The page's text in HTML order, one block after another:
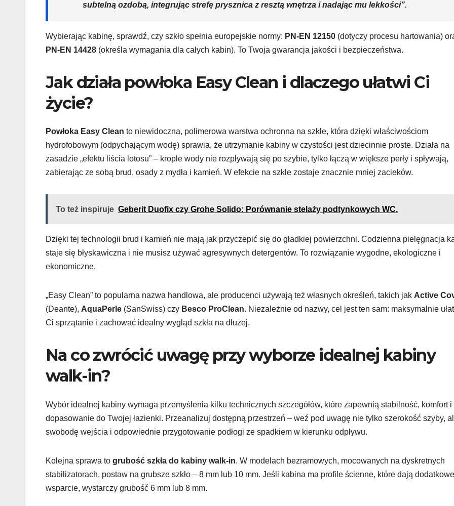
subtelną ozdobą, integrując strefę prysznica z resztą wnętrza i nadając mu lekkości”.
Wybierając kabinę, sprawdź, czy szkło spełnia europejskie normy: PN-EN 12150 (dotyczy procesu hartowania)
PN-EN 14428 (określa wymagania dla całych kabin). To Twoja gwarancja jakości i bezpieczeństwa.
Jak działa powłoka Easy Clean i dlaczego ułatwi Ci
życie?
Powłoka Easy Clean to niewidoczna, polimerowa warstwa ochronna na szkle, która dzięki właściwościom
hydrofobowym (odpychającym wodę) sprawia, że utrzymanie kabiny w czystości jest dziecinnie proste. Działa na
zasadzie „efektu liścia lotosu” – krople wody nie rozpływają się po szybie, tylko łączą w większe perły i spływają,
zabierając ze sobą brud, osady z mydła i kamień. W efekcie na szkle zostaje znacznie mniej zacieków.
To też inspiruje Geberit Duofix czy Grohe Solido: Porównanie stelaży podtynkowych WC.
Dzięki tej technologii brud i kamień nie mają jak przyczepić się do gładkiej powierzchni. Codzienna pielęgnacja
staje się błyskawiczna i nie musisz używać agresywnych detergentów. To rozwiązanie wygodne, ekologiczne i
ekonomiczne.
„Easy Clean” to popularna nazwa handlowa, ale producenci używają też własnych określeń, takich jak Active
(Deante), AquaPerle (SanSwiss) czy Besco ProClean. Niezależnie od nazwy, cel jest ten sam: maksymalnie
Ci sprzątanie i zachować idealny wygląd szkła na dłużej.
Na co zwrócić uwagę przy wyborze idealnej kabiny
walk-in?
Wybór idealnej kabiny wymaga przemyślenia kilku technicznych szczegółów, które zapewnią stabilność, komfort i
dopasowanie do Twojej łazienki. Przeanalizuj dostępną przestrzeń – weź pod uwagę nie tylko szerokość szyby,
swobodę wejścia i odpowiednie przygotowanie podłogi ze spadkiem w kierunku odpływu.
Kolejna sprawa to grubość szkła do kabiny walk-in. W modelach bezramowych, mocowanych na dyskretnych
stabilizatorach, postaw na grubsze szkło – 8 mm lub 10 mm. Jeśli kabina ma profile ścienne, które dają dodatkowe
wsparcie, wystarczy grubość 6 mm lub 8 mm.